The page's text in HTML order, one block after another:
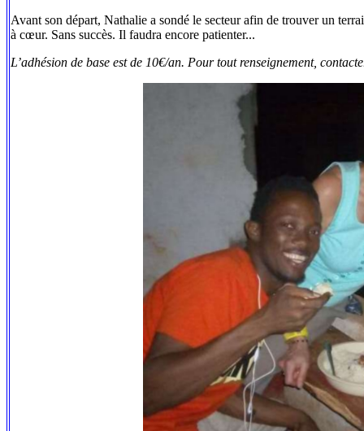
Avant son départ, Nathalie a sondé le secteur afin de trouver un
à cœur. Sans succès. Il faudra encore patienter...
L’adhésion de base est de 10€/an. Pour tout renseignement,